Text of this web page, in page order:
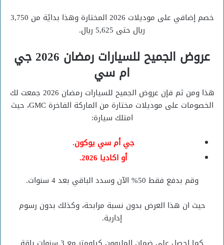
خصم إضافي على موديلات 2026 المختارة وهذا بدايًة من 3,750
ريال حتى 5,625 ريال.
عروض الجميح للسيارات رمضان 2026 جي
ام سي
هذا ومن ثم فإن عروض الجميح للسيارات رمضان 2026 جمعت لك
الخصومات على موديلات مختارة من الماركة الفاخرة GMC، حيث
امتلك سيارة:
جي أم سي يوكون.
أو اكاديا 2026.
وقم بدفع فقط 50% الآن وسدد الباقي بعد 4 سنوات.
حيث ان هذا العرض بدون نسبة مرابحة، وكذلك بدون رسوم
إدارية.